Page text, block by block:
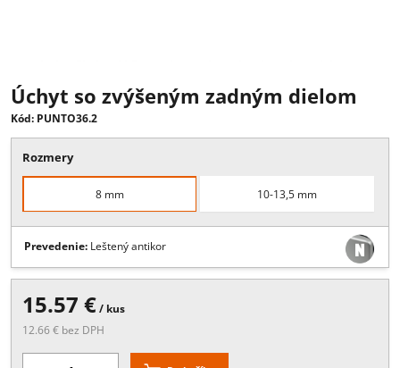
Úchyt so zvýšeným zadným dielom
Kód: PUNTO36.2
8 mm 10-13,5 mm
Prevedenie:Leštený antikor